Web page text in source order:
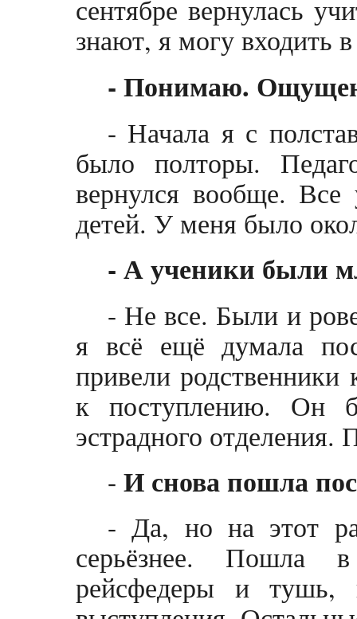
сентябре вернулась
знают, я могу входить
- Понимаю.
- Начала я с
было полторы.
вернулся вообще. Все
детей. У меня было
- А ученики были
- Не все. Были и
я всё ещё думала
привели
к поступлению. Он
эстрадного отделения.
- И снова пошла
- Да, но на этот
серьёзнее. Пошла
рейсфедеры и тушь,